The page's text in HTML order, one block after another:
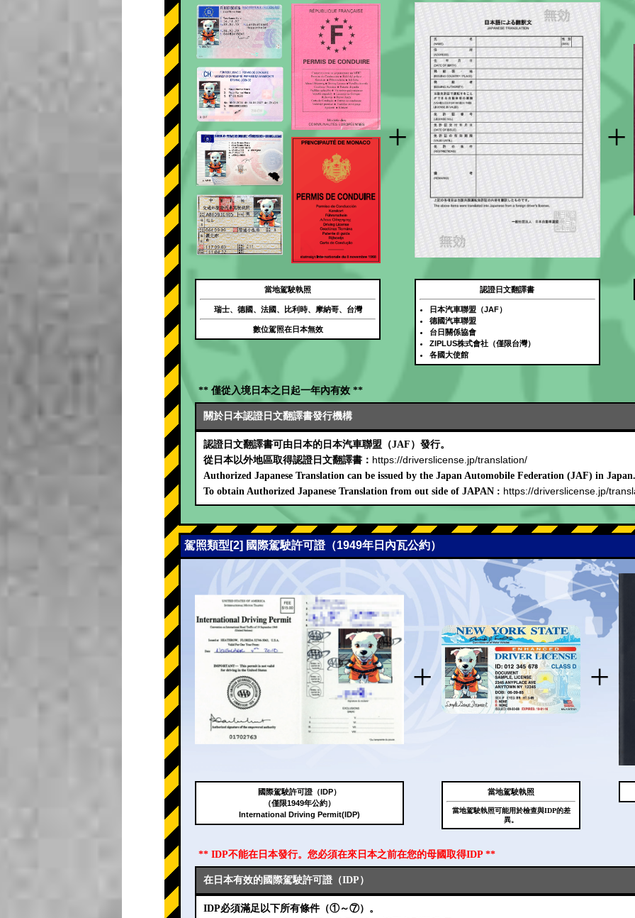
+ +
當地駕駛執照
瑞士、德國、法國、比利時、摩納哥、台灣
數位駕照在日本無效
認證日文翻譯書
日本汽車聯盟（JAF）
德國汽車聯盟
台日關係協會
ZIPLUS株式會社（僅限台灣）
各國大使館
** 僅從入境日本之日起一年內有效 **
關於日本認證日文翻譯書發行機構
認證日文翻譯書可由日本的日本汽車聯盟（JAF）發行。
從日本以外地區取得認證日文翻譯書： https://driverslicense.jp/translation/
Authorized Japanese Translation can be issued by the Japan Automobile Federation (JAF) in Japan.
To obtain Authorized Japanese Translation from out side of JAPAN : https://driverslicense.jp/
駕照類型[2] 國際駕駛許可證（1949年日內瓦公約）
+ +
國際駕駛許可證（IDP）
（僅限1949年公約）
International Driving Permit(IDP)
當地駕駛執照
當地駕駛執照可能用於檢查與IDP的差
異。
** IDP不能在日本發行。您必須在來日本之前在您的母國取得IDP **
在日本有效的國際駕駛許可證（IDP）
IDP必須滿足以下所有條件（①～⑦）。